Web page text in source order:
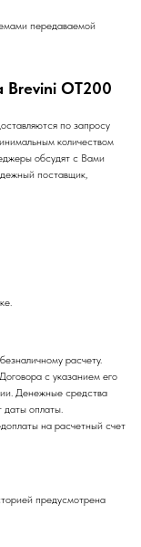
передаваемой
Brevini OT200
по запросу
количеством
обсудят с Вами
поставщик,
расчету.
с указанием его
Денежные средства
даты оплаты.
на расчетный счет
предусмотрена